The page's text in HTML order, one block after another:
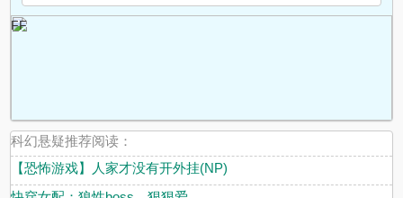
FF
科幻悬疑推荐阅读：
【恐怖游戏】人家才没有开外挂(NP)